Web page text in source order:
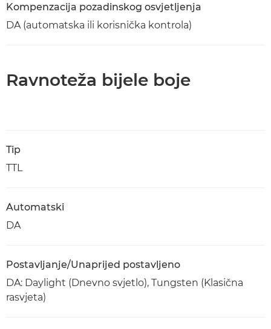
Kompenzacija pozadinskog osvjetljenja
DA (automatska ili korisnička kontrola)
Ravnoteža bijele boje
Tip
TTL
Automatski
DA
Postavljanje/Unaprijed postavljeno
DA: Daylight (Dnevno svjetlo), Tungsten (Klasična
rasvjeta)